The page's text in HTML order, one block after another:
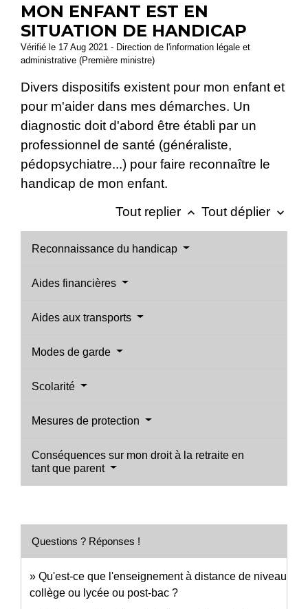
MON ENFANT EST EN
SITUATION DE HANDICAP
Vérifié le 17 Aug 2021 - Direction de l'information légale et
administrative (Première ministre)
Divers dispositifs existent pour mon enfant et
pour m'aider dans mes démarches. Un
diagnostic doit d'abord être établi par un
professionnel de santé (généraliste,
pédopsychiatre...) pour faire reconnaître le
handicap de mon enfant.
Tout replier keyboard_arrow_up Tout déplier keyboard_arrow_down
Reconnaissance du handicap
Aides financières
Aides aux transports
Modes de garde
Scolarité
Mesures de protection
Conséquences sur mon droit à la retraite en
tant que parent
Questions ? Réponses !
Qu'est-ce que l'enseignement à distance de niveau
collège ou lycée ou post-bac ?